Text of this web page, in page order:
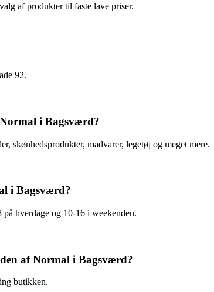
af produkter til faste lave priser.
92.
i Bagsværd?
skønhedsprodukter, madvarer, legetøj og meget mere.
i Bagsværd?
hverdage og 10-16 i weekenden.
af Normal i Bagsværd?
butikken.